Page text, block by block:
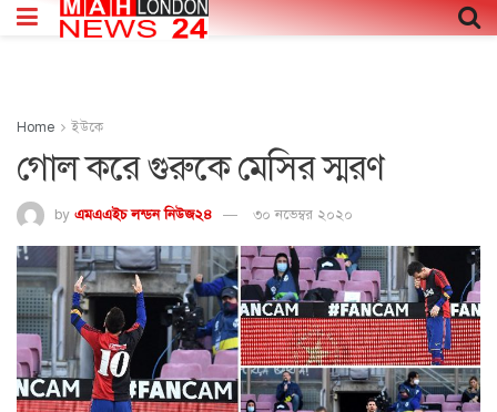
Home ইউকে
গোল করে গুরুকে মেসির স্মরণ
by এমএএইচ লন্ডন নিউজ২৪ ৩০ নভেম্বর ২০২০